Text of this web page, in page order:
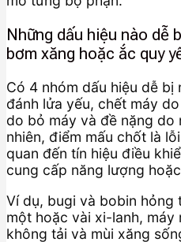
Những dấu hiệu nào dễ
bơm xăng hoặc ắc quy
Có 4 nhóm dấu hiệu dễ bị
đánh lửa yếu, chết máy
do bỏ máy và đề nặng do
nhiên, điểm mấu chốt là
quan đến tín hiệu điều
cung cấp năng lượng
Ví dụ, bugi và bobin
một hoặc vài xi-lanh, máy
không tải và mùi xăng